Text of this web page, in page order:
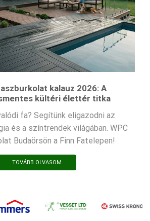
kalauz 2026: A
kültéri élettér titka
fa? Segítünk eligazodni az
és a színtrendek világában. WPC
Budaörsön a Finn Fatelepen!
TOVÁBB OLVASOM